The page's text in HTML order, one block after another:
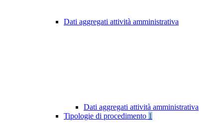
Dati aggregati attività amministrativa
Dati aggregati attività amministrativa
Tipologie di procedimento 1